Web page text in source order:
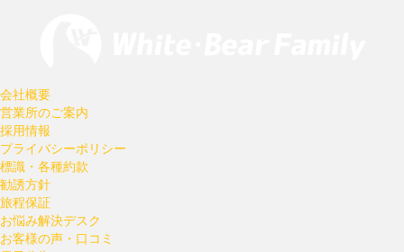
会社概要
営業所のご案内
採用情報
プライバシーポリシー
標識・各種約款
勧誘方針
旅程保証
お悩み解決デスク
お客様の声・口コミ